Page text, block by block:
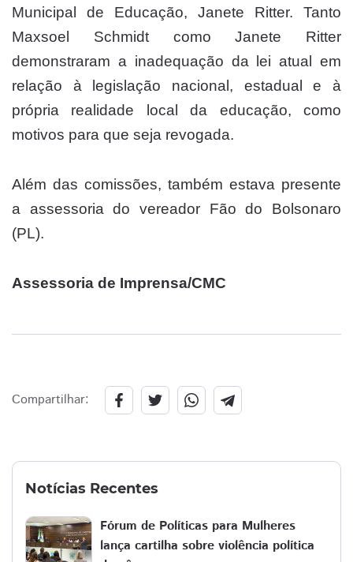
Municipal de Educação, Janete Ritter. Tanto
Maxsoel Schmidt como Janete Ritter
demonstraram a inadequação da lei atual em
relação à legislação nacional, estadual e à
própria realidade local da educação, como
motivos para que seja revogada.
Além das comissões, também estava presente
a assessoria do vereador Fão do Bolsonaro
(PL).
Assessoria de Imprensa/CMC
Compartilhar:
Notícias Recentes
Fórum de Políticas para Mulheres
lança cartilha sobre violência política